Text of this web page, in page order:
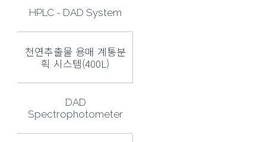
HPLC - DAD System
천연추출물 용매 계통분
획 시스템(400L)
DAD
Spectrophotometer